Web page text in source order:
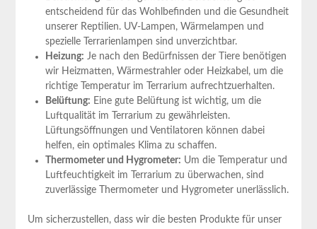
entscheidend für das Wohlbefinden und die Gesundheit
unserer Reptilien. UV-Lampen,‍ Wärmelampen und‌
spezielle Terrarienlampen sind unverzichtbar.
Heizung: Je nach den Bedürfnissen‍ der Tiere benötigen
wir Heizmatten, Wärmestrahler oder Heizkabel, um ‌die⁤
richtige Temperatur im Terrarium aufrechtzuerhalten.
Belüftung: Eine​ gute Belüftung⁣ ist wichtig, um die
Luftqualität ‍im Terrarium zu gewährleisten.
Lüftungsöffnungen ‌und Ventilatoren können dabei
helfen, ⁢ein optimales Klima zu schaffen.
Thermometer und Hygrometer: Um⁤ die Temperatur und
Luftfeuchtigkeit im Terrarium zu überwachen, sind
zuverlässige Thermometer‍ und Hygrometer unerlässlich.
Um sicherzustellen, dass wir die besten Produkte für unser